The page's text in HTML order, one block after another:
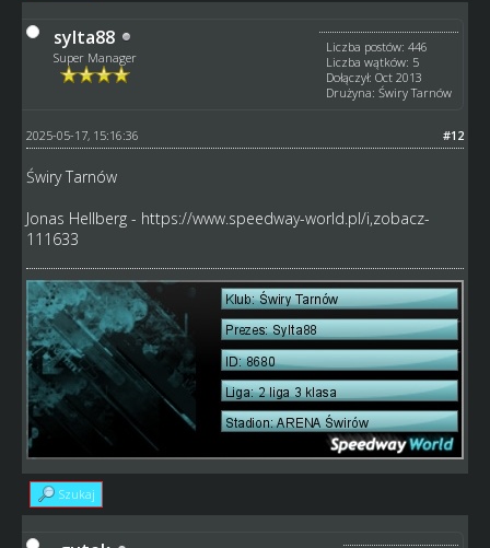
sylta88
Super Manager
Liczba postów: 446
Liczba wątków: 5
Dołączył: Oct 2013
Drużyna: Świry Tarnów
#12
2025-05-17, 15:16:36
Świry Tarnów
Jonas Hellberg - https://www.speedway-world.pl/i,zobacz-
111633
Szukaj